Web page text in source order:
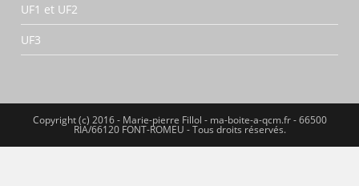
UF1 et UF2
UF3
Copyright (c) 2016 - Marie-pierre Fillol - ma-boite-a-qcm.fr - 66500
RIA/66120 FONT-ROMEU - Tous droits réservés.